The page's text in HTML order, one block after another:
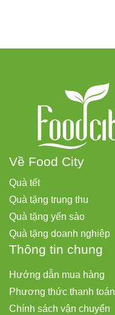
Về Food City
Quà tết
Quà tặng trung thu
Quà tặng yến sào
Quà tặng doanh nghiệp
Thông tin chung
Hướng dẫn mua hàng
Phương thức thanh toán
Chính sách vận chuyển